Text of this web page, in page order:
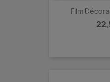
Film